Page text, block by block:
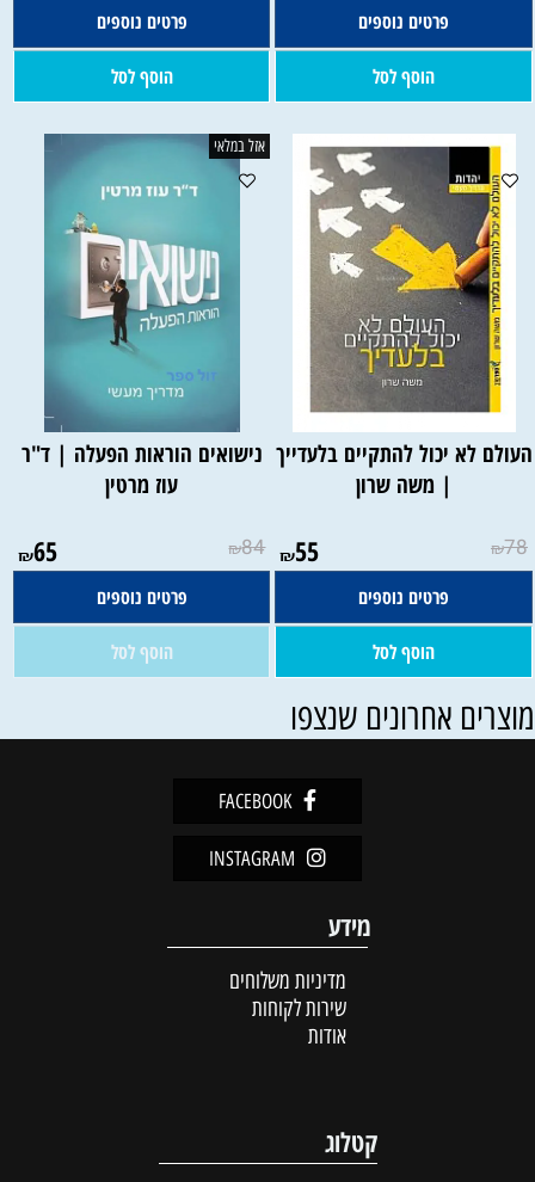
פרטים נוספים
הוסף לסל
פרטים נוספים
הוסף לסל
לא יכול להתקיים בלעדייך
| משה שרון
₪78
₪55
פרטים נוספים
הוסף לסל
אזל במלאי
נישואים הוראות הפעלה | ד"ר
עוז מרטין
₪84
₪65
פרטים נוספים
הוסף לסל
אחרונים שנצפו
FACEBOOK
INSTAGRAM
מידע
מדיניות משלוחים
שירות לקוחות
אודות
קטלוג